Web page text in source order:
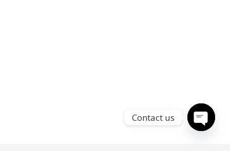
Contact us